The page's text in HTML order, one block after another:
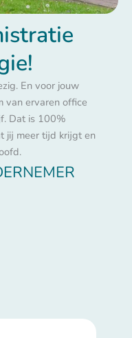
En voor jouw
van ervaren office
Dat is 100%
jij meer tijd krijgt en